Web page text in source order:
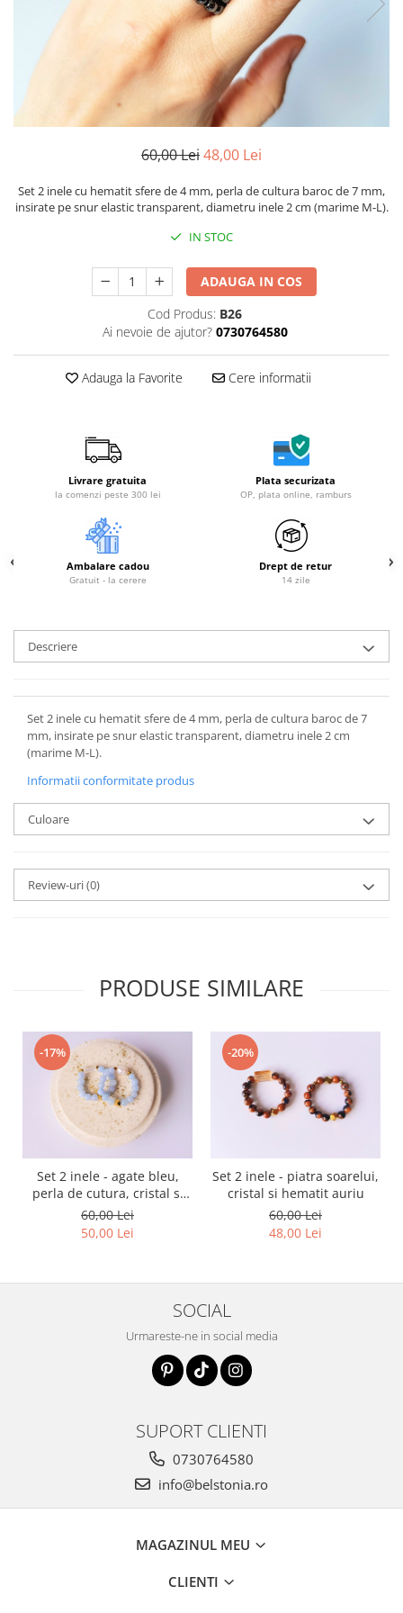
60,00 Lei48,00 Lei
Set 2 inele cu hematit sfere de 4 mm, perla de cultura baroc de 7 mm,
insirate pe snur elastic transparent, diametru inele 2 cm (marime M-L).
IN STOC
ADAUGA IN COS
Cod Produs: B26
Ai nevoie de ajutor? 0730764580
Adauga la Favorite Cere informatii
Livrare gratuita
la comenzi peste 300 lei
Plata securizata
OP, plata online, ramburs
Ambalare cadou
Gratuit - la cerere
Drept de retur
14 zile
Descriere
Set 2 inele cu hematit sfere de 4 mm, perla de cultura baroc de 7
mm, insirate pe snur elastic transparent, diametru inele 2 cm
(marime M-L).
Informatii conformitate produs
Culoare
Review-uri(0)
PRODUSE SIMILARE
-17%
Set 2 inele - agate bleu,
perla de cutura, cristal si
hematit auriu
60,00 Lei
50,00 Lei
-20%
Set 2 inele - piatra soarelui,
cristal si hematit auriu
60,00 Lei
48,00 Lei
SOCIAL
Urmareste-ne in social media
SUPORT CLIENTI
0730764580
info@belstonia.ro
MAGAZINUL MEU
CLIENTI